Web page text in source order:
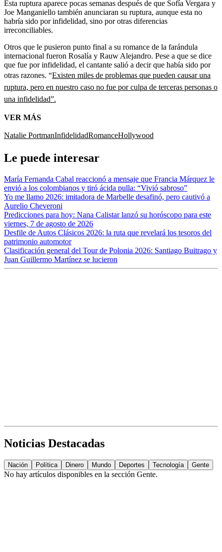
Esta ruptura aparece pocas semanas después de que Sofía Vergara y
Joe Manganiello también anunciaran su ruptura, aunque esta no
habría sido por infidelidad, sino por otras diferencias
irreconciliables.
Otros que le pusieron punto final a su romance de la farándula
internacional fueron Rosalía y Rauw Alejandro. Pese a que se dice
que fue por infidelidad, el cantante salió a decir que había sido por
otras razones. “Existen miles de problemas que pueden causar una
ruptura, pero en nuestro caso no fue por culpa de terceras personas o
una infidelidad”.
VER MÁS
Natalie PortmanInfidelidadRomanceHollywood
Le puede interesar
María Fernanda Cabal reaccionó a mensaje que Francia Márquez le
envió a los colombianos y tiró ácida pulla: “Vivió sabroso”
Yo me llamo 2026: imitadora de Marbelle desafinó, pero cautivó a
Aurelio Cheveroni
Predicciones para hoy: Nana Calistar lanzó su horóscopo para este
viernes, 7 de agosto de 2026
Desfile de Autos Clásicos 2026: la ruta que revelará los tesoros del
patrimonio automotor
Clasificación general del Tour de Polonia 2026: Santiago Buitrago y
Juan Guillermo Martínez se lucieron
Noticias Destacadas
Nación Política Dinero Mundo Deportes Tecnología Gente
No hay artículos disponibles en la sección Gente.